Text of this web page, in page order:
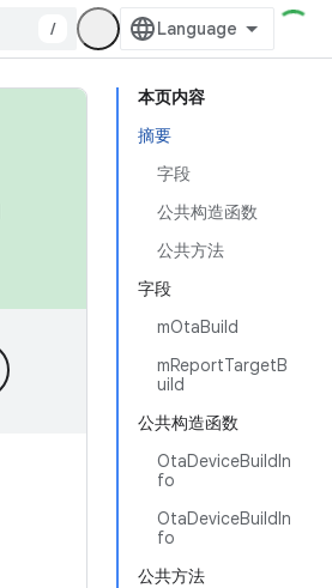
/
本页内容
摘要
字段
公共构造函数
公共方法
字段
mOtaBuild
mReportTargetB
uild
公共构造函数
OtaDeviceBuildIn
fo
OtaDeviceBuildIn
fo
公共方法